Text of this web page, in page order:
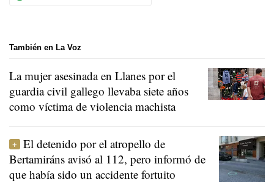
También en La Voz
La mujer asesinada en Llanes por el
guardia civil gallego llevaba siete años
como víctima de violencia machista
El detenido por el atropello de
Bertamiráns avisó al 112, pero informó de
que había sido un accidente fortuito